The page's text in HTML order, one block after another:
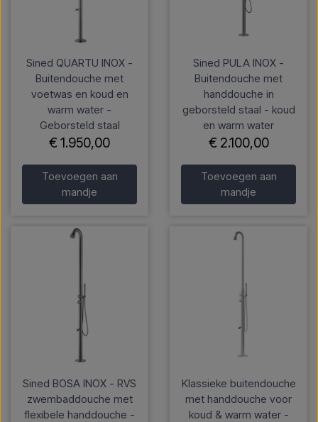
Sined QUARTU INOX -
Buitendouche met
voetwas en koud en
warm water -
Geborsteld staal
€ 1.950,00
Toevoegen aan
mandje
Sined PULA INOX -
Buitendouche met
handdouche in
geborsteld staal - koud
en warm water
€ 2.100,00
Toevoegen aan
mandje
Sined BOSA INOX - RVS
zwembaddouche met
flexibele handdouche -
Klassieke buitendouche
met handdouche voor
koud & warm water -